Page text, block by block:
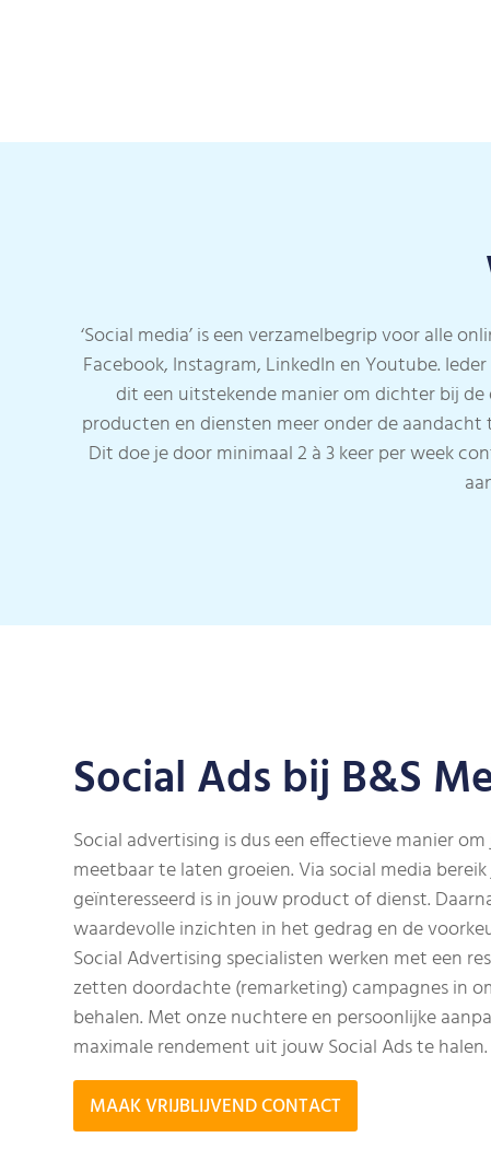
‘Social media’ is een verzamelbegrip voor alle
Facebook, Instagram, LinkedIn en Youtube.
dit een uitstekende manier om dichter bij
producten en diensten meer onder de
Dit doe je door minimaal 2 à 3 keer per week
Social Ads bij B&S
Social advertising is dus een effectieve manier
meetbaar te laten groeien. Via social media
geïnteresseerd is in jouw product of dienst.
waardevolle inzichten in het gedrag en de
Social Advertising specialisten werken met een
zetten doordachte (remarketing) campagnes in
behalen. Met onze nuchtere en persoonlijke
maximale rendement uit jouw Social Ads te halen.
MAAK VRIJBLIJVEND CONTACT